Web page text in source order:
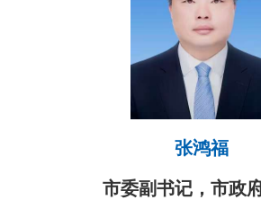
惠企政策精准服务
内蒙古政务服务网
张鸿福
市委副书记，市政